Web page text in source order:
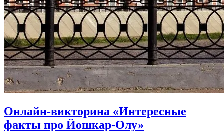
Онлайн-викторина «Интересные
факты про Йошкар-Олу»